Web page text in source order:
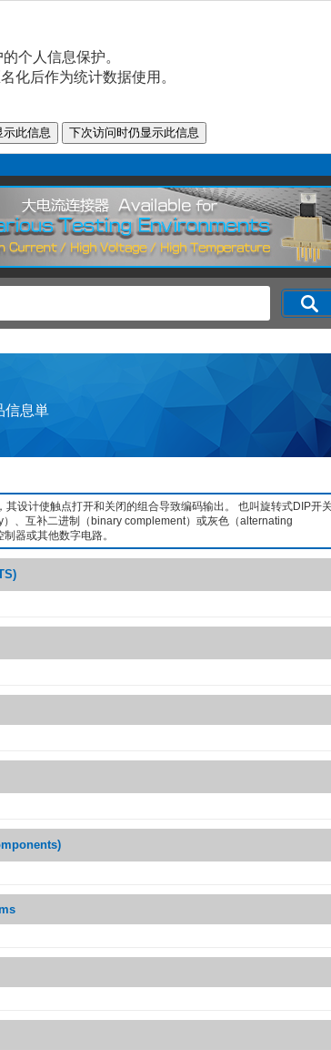
个人信息保护。
化后作为统计数据使用。
信息単
设计使触点打开和关闭的组合导致编码输出。 也叫旋转式DIP开
、互补二进制（binary complement）或灰色（alternating
器或其他数字电路。